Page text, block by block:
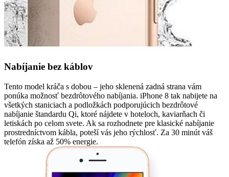
Nabíjanie bez káblov
Tento model kráča s dobou – jeho sklenená zadná strana vám
ponúka možnosť bezdrôtového nabíjania. iPhone 8 tak nabijete na
všetkých staniciach a podložkách podporujúcich bezdrôtové
nabíjanie štandardu Qi, ktoré nájdete v hoteloch, kaviarňach či
letiskách po celom svete. Ak sa rozhodnete pre klasické nabíjanie
prostredníctvom kábla, poteší vás jeho rýchlosť. Za 30 minút váš
telefón získa až 50% energie.